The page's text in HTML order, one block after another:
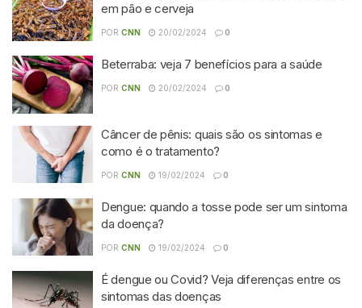
em pão e cerveja
POR CNN 20/02/2024 0
Beterraba: veja 7 benefícios para a saúde
POR CNN 20/02/2024 0
Câncer de pênis: quais são os sintomas e
como é o tratamento?
POR CNN 19/02/2024 0
Dengue: quando a tosse pode ser um sintoma
da doença?
POR CNN 19/02/2024 0
É dengue ou Covid? Veja diferenças entre os
sintomas das doenças